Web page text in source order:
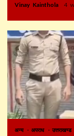
Vinay Kainthola 4
अन्य अपराध उत्तराखण्ड